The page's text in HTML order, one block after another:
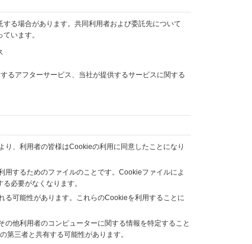
る場合があります。共同利用者および委託先について
います。
るアフターサービス、当社が提供するサービスに関する
、利用者の皆様はCookieの利用に同意したことになり
するためのファイルのことです。Cookieファイルによ
必要がなくなります。
可能性があります。これらのCookieを利用することに
他利用者のコンピューターに関する情報を特定すること
三者と共有する可能性があります。